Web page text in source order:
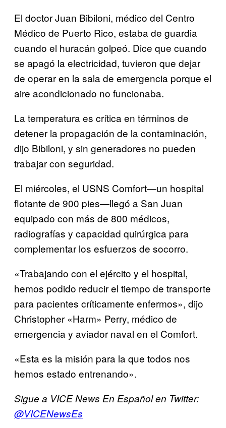
El doctor Juan Bibiloni, médico del Centro
Médico de Puerto Rico, estaba de guardia
cuando el huracán golpeó. Dice que cuando
se apagó la electricidad, tuvieron que dejar
de operar en la sala de emergencia porque el
aire acondicionado no funcionaba.
La temperatura es crítica en términos de
detener la propagación de la contaminación,
dijo Bibiloni, y sin generadores no pueden
trabajar con seguridad.
El miércoles, el USNS Comfort—un hospital
flotante de 900 pies—llegó a San Juan
equipado con más de 800 médicos,
radiografías y capacidad quirúrgica para
complementar los esfuerzos de socorro.
«Trabajando con el ejército y el hospital,
hemos podido reducir el tiempo de transporte
para pacientes críticamente enfermos», dijo
Christopher «Harm» Perry, médico de
emergencia y aviador naval en el Comfort.
«Esta es la misión para la que todos nos
hemos estado entrenando».
Sigue a VICE News En Español en Twitter:
@VICENewsEs